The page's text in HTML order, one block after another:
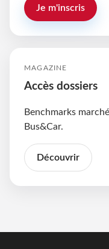
Je m'inscris
MAGAZINE
Accès dossiers
Benchmarks
Bus&Car.
Découvrir